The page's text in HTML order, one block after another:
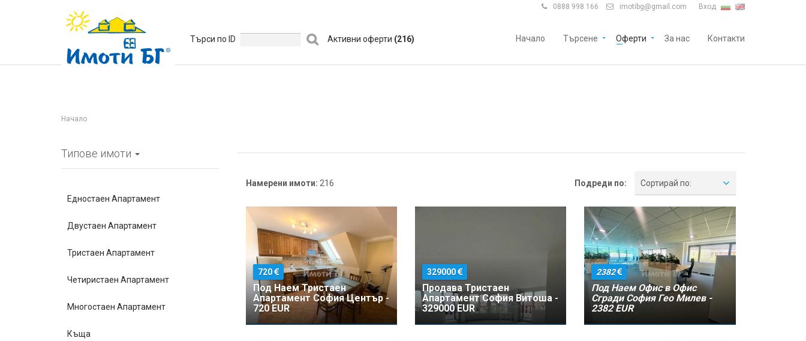
 0888 998 166  imotibg@gmail.com Вход
Търси по ID Активни оферти (216) Начало Търсене Оферти За нас Контакти
Начало
Типове имоти
Едностаен Апартамент
Двустаен Апартамент
Тристаен Апартамент
Четиристаен Апартамент
Многостаен Апартамент
Къщa
Намерени имоти: 216 Подреди по: Сортирай по:
720
Под Наем Тристаен
Апартамент София Център -
720 EUR
329000
Продава Тристаен
Апартамент София Витоша -
329000 EUR
2382
Под Наем Офис в Офис
Сгради София Гео Милев -
2382 EUR